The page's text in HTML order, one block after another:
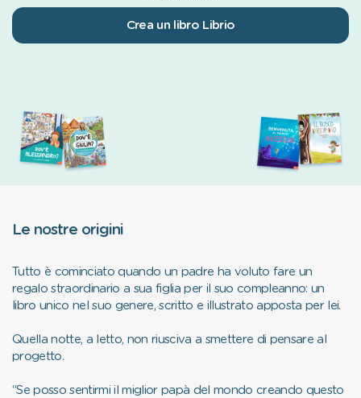
Crea un libro Librio
Le nostre origini
Tutto è cominciato quando un padre ha voluto fare un
regalo straordinario a sua figlia per il suo compleanno: un
libro unico nel suo genere, scritto e illustrato apposta per lei.
Quella notte, a letto, non riusciva a smettere di pensare al
progetto.
“Se posso sentirmi il miglior papà del mondo creando questo